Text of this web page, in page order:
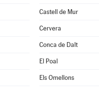
Castell de Mur
Cervera
Conca de Dalt
El Poal
Els Omellons